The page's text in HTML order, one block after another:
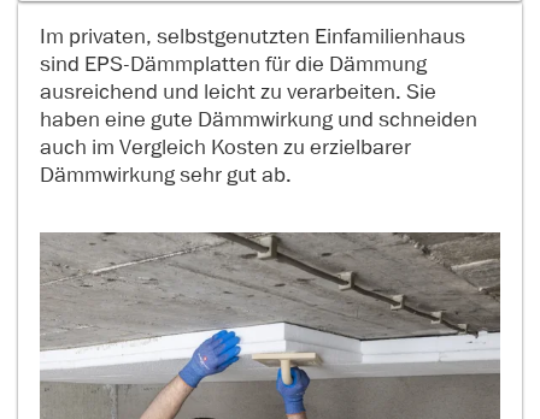
Im privaten, selbstgenutzten Einfamilienhaus
sind EPS-Dämmplatten für die Dämmung
ausreichend und leicht zu verarbeiten. Sie
haben eine gute Dämmwirkung und schneiden
auch im Vergleich Kosten zu erzielbarer
Dämmwirkung sehr gut ab.